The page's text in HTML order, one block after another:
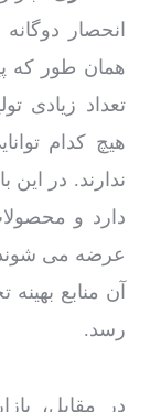
انحصار
همان طور که
تعداد زیادی
هیچ کدام
ندارند. در این
دارد و
عرضه می شوند.
آن منابع
رسد.
در مقابل،